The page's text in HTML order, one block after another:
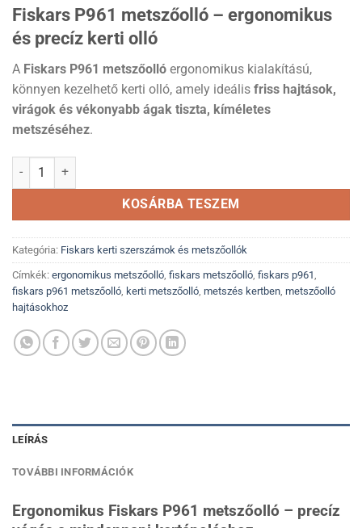
Fiskars P961 metszőolló – ergonomikus
és precíz kerti olló
A Fiskars P961 metszőolló ergonomikus kialakítású,
könnyen kezelhető kerti olló, amely ideális friss hajtások,
virágok és vékonyabb ágak tiszta, kíméletes
metszéséhez.
Fiskars P961 metszőolló mennyiség
KOSÁRBA TESZEM
Kategória: Fiskars kerti szerszámok és metszőollók
Címkék: ergonomikus metszőolló fiskars metszőolló fiskars p961
fiskars p961 metszőolló kerti metszőolló metszés kertben metszőolló
hajtásokhoz
LEÍRÁS
TOVÁBBI INFORMÁCIÓK
Ergonomikus Fiskars P961 metszőolló – precíz